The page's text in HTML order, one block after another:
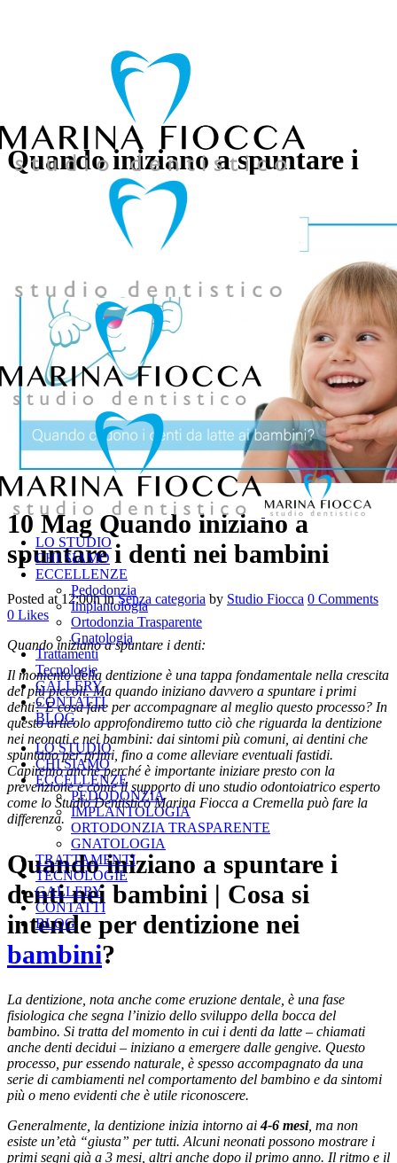
LO STUDIO
CHI SIAMO
ECCELLENZE
Pedodonzia
Implantologia
Ortodonzia Trasparente
Gnatologia
Trattamenti
Tecnologie
GALLERY
CONTATTI
BLOG
LO STUDIO
CHI SIAMO
ECCELLENZE
PEDODONZIA
IMPLANTOLOGIA
ORTODONZIA TRASPARENTE
GNATOLOGIA
TRATTAMENTI
TECNOLOGIE
GALLERY
CONTATTI
BLOG
Quando iniziano a spuntare i
denti nei bambini
10 MagQuando iniziano a
spuntare i denti nei bambini
Posted at 12:00hinSenza categoria by Studio Fiocca 0 Comments
0 Likes
Quando iniziano a spuntare i denti:
Il momento della dentizione è una tappa fondamentale nella crescita
dei più piccoli. Ma quando iniziano davvero a spuntare i primi
denti? E cosa fare per accompagnare al meglio questo processo? In
questo articolo approfondiremo tutto ciò che riguarda la dentizione
nei neonati e nei bambini: dai sintomi più comuni, ai dentini che
spuntano per primi, fino a come alleviare eventuali fastidi.
Capiremo anche perché è importante iniziare presto con la
prevenzione e come il supporto di uno studio odontoiatrico esperto
come lo Studio Dentistico Marina Fiocca a Cremella può fare la
differenza.
Quando iniziano a spuntare i
denti nei bambini | Cosa si
intende per dentizione nei
bambini?
La dentizione, nota anche come eruzione dentale, è una fase
fisiologica che segna l’inizio dello sviluppo della bocca del
bambino. Si tratta del momento in cui i denti da latte – chiamati
anche denti decidui – iniziano a emergere dalle gengive. Questo
processo, pur essendo naturale, è spesso accompagnato da una
serie di cambiamenti nel comportamento del bambino e da sintomi
più o meno evidenti che è utile riconoscere.
Generalmente, la dentizione inizia intorno ai4-6 mesi, ma non
esiste un’età “giusta” per tutti. Alcuni neonati possono mostrare i
primi segni già a 3 mesi, altri anche dopo il primo anno. Il ritmo e il